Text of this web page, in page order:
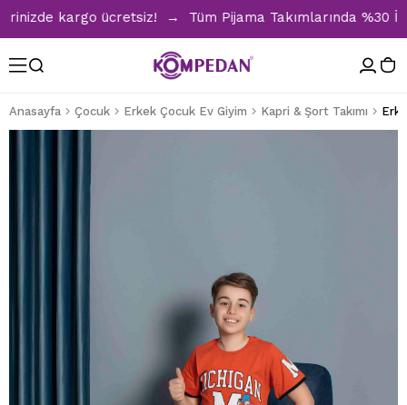
kargo ücretsiz! → Tüm Pijama Takımlarında
Anasayfa Çocuk Erkek Çocuk Ev Giyim Kapri & Şort Takımı